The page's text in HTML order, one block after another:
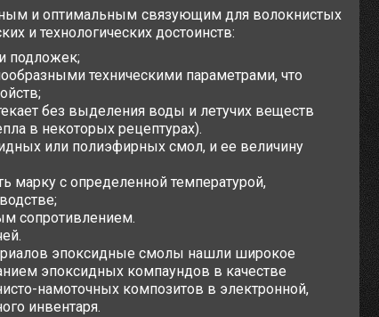
и оптимальным связующим для волокнистых
и технологических достоинств:
подложек;
техническими параметрами, что
без выделения воды и летучих веществ
в некоторых рецептурах).
или полиэфирных смол, и ее величину
с определенной температурой,
сопротивлением.
эпоксидные смолы нашли широкое
эпоксидных компаундов в качестве
намоточных композитов в электронной,
инвентаря.